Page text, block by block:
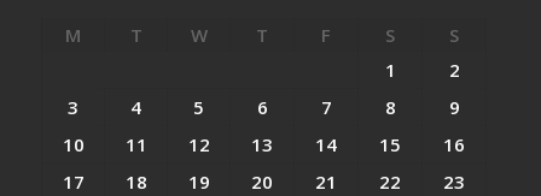
M T W T F S
S
1
2
3
4 5 6 7 8
9
10
11 12 13 14 15
16
17
18 19 20 21 22
23